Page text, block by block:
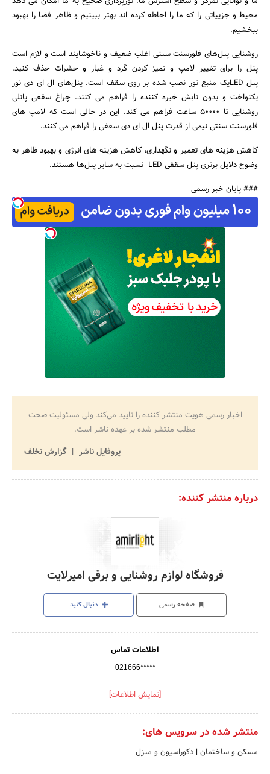
محیط و جزییاتی را که ما را احاطه کرده اند بهتر ببینیم و ظاهر فضا را بهبود
ببخشیم.
روشنایی پنل‌های فلورسنت سنتی اغلب ضعیف و ناخوشایند است و لازم است
پنل را برای تغییر لامپ و تمیز کردن گرد و غبار و حشرات حذف کنید.
پنل LEDیک منبع نور نصب شده بر روی سقف است. پنل‌های ال ای دی نور
یکنواخت و بدون تابش خیره کننده را فراهم می کنند. چراغ سقفی پانلی
روشنایی تا 50000 ساعت فراهم می کند. این در حالی است که لامپ های
فلورسنت سنتی نیمی از قدرت پنل ال ای دی سقفی را فراهم می کنند.
کاهش هزینه های تعمیر و نگهداری، کاهش هزینه های انرژی و بهبود ظاهر به
وضوح دلایل برتری پنل سقفی LED نسبت به سایر پنل‌ها هستند.
### پایان خبر رسمی
اخبار رسمی هویت منتشر کننده را تایید می‌کند ولی مسئولیت صحت
مطلب منتشر شده بر عهده ناشر است.
پروفایل ناشر
گزارش تخلف
درباره منتشر کننده:
فروشگاه لوازم روشنایی و برقی امیرلایت
صفحه رسمی دنبال کنید
اطلاعات تماس
021666*****
[نمایش اطلاعات]
منتشر شده در سرویس های:
مسکن و ساختمان | دکوراسیون و منزل